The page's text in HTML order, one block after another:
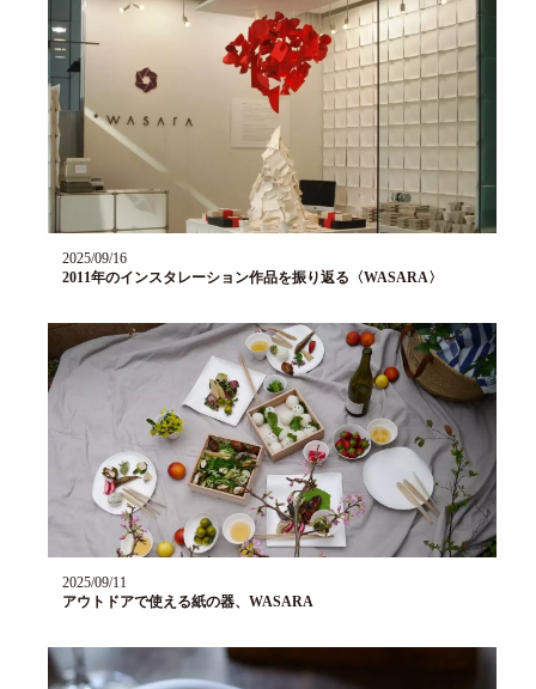
2025/09/16
2011年のインスタレーション作品を振り返る〈WASARA〉
2025/09/11
アウトドアで使える紙の器、WASARA